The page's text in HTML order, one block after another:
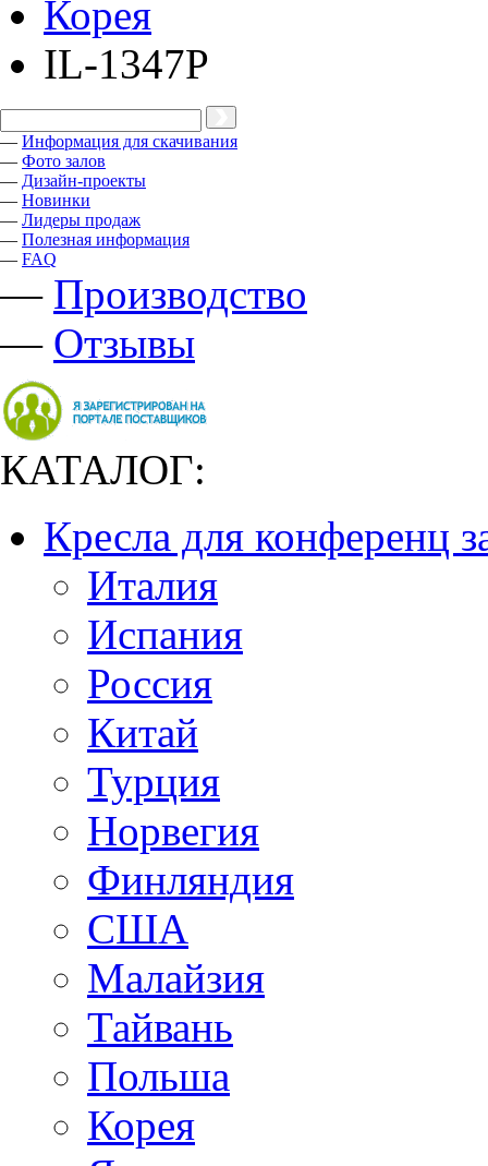
Корея
IL-1347P
— Информация для скачивания
— Фото залов
— Дизайн-проекты
— Новинки
— Лидеры продаж
— Полезная информация
— FAQ
— Производство
— Отзывы
КАТАЛОГ:
Кресла для конференц
Италия
Испания
Россия
Китай
Турция
Норвегия
Финляндия
США
Малайзия
Тайвань
Польша
Корея